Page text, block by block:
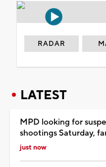
RADAR
LATEST
MPD looking for
shootings Saturday,
just now